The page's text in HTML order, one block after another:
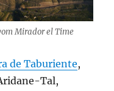
Mirador el Time
de Taburiente,
Tal,